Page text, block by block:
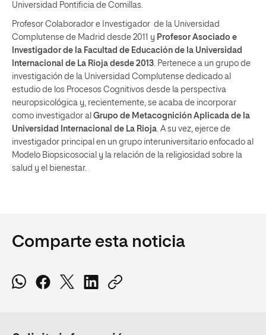
Universidad Pontificia de Comillas.
Profesor Colaborador e Investigador de la Universidad
Complutense de Madrid desde 2011 y Profesor Asociado e
Investigador de la Facultad de Educación de la Universidad
Internacional de La Rioja desde 2013 . Pertenece a un grupo de
investigación de la Universidad Complutense dedicado al
estudio de los Procesos Cognitivos desde la perspectiva
neuropsicológica y, recientemente, se acaba de incorporar
como investigador al Grupo de Metacognición Aplicada de la
Universidad Internacional de La Rioja . A su vez, ejerce de
investigador principal en un grupo interuniversitario enfocado al
Modelo Biopsicosocial y la relación de la religiosidad sobre la
salud y el bienestar.
Comparte esta noticia